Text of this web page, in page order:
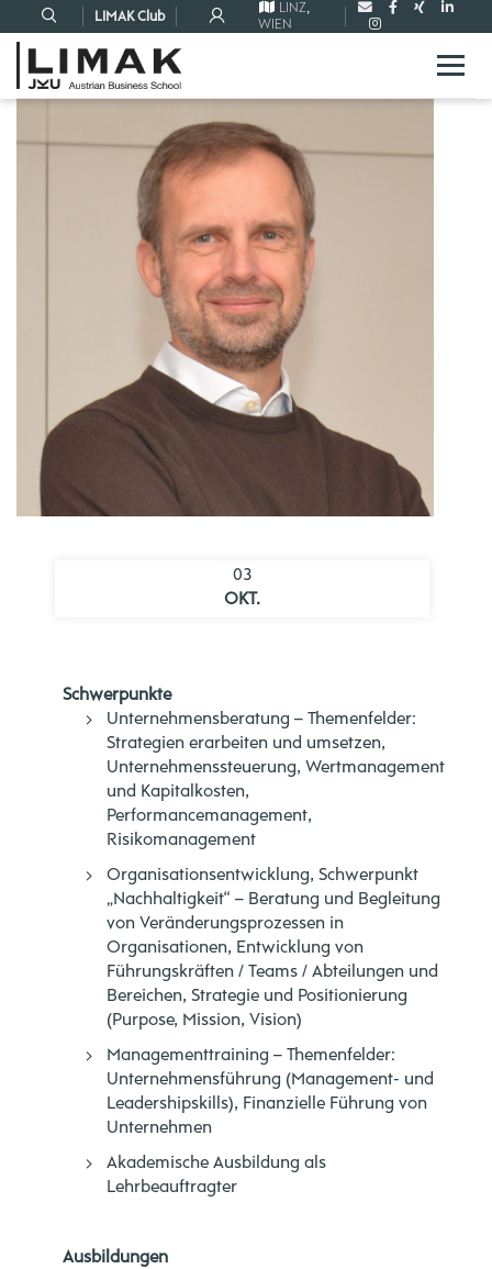
LIMAK Club
LINZ,
WIEN
03
OKT.
Schwerpunkte
Unternehmensberatung – Themenfelder:
Strategien erarbeiten und umsetzen,
Unternehmenssteuerung, Wertmanagement
und Kapitalkosten,
Performancemanagement,
Risikomanagement
Organisationsentwicklung, Schwerpunkt
„Nachhaltigkeit“ – Beratung und Begleitung
von Veränderungsprozessen in
Organisationen, Entwicklung von
Führungskräften / Teams / Abteilungen und
Bereichen, Strategie und Positionierung
(Purpose, Mission, Vision)
Managementtraining – Themenfelder:
Unternehmensführung (Management- und
Leadershipskills), Finanzielle Führung von
Unternehmen
Akademische Ausbildung als
Lehrbeauftragter
Ausbildungen